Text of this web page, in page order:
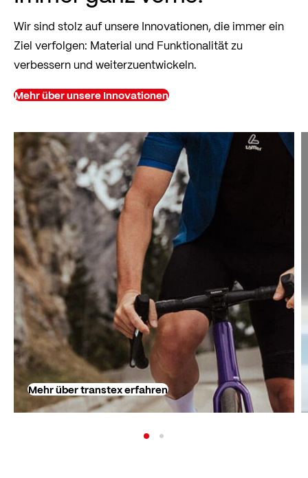
Wir sind stolz auf unsere Innovationen, die immer ein
Ziel verfolgen: Material und Funktionalität zu
verbessern und weiterzuentwickeln.
Mehr über unsere Innovationen
Mehr über transtex erfahren